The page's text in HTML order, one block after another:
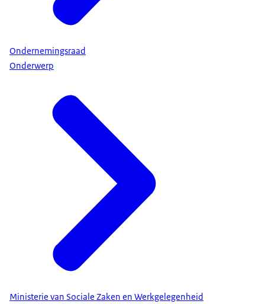
Ondernemingsraad
Onderwerp
Ministerie van Sociale Zaken en Werkgelegenheid